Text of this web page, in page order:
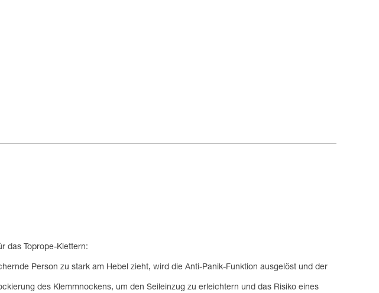
das Toprope-Klettern:
Person zu stark am Hebel zieht, wird die Anti-Panik-Funktion ausgelöst und der
des Klemmnockens, um den Seileinzug zu erleichtern und das Risiko eines